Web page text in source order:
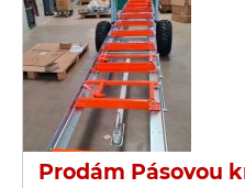
Prodám Pásovou